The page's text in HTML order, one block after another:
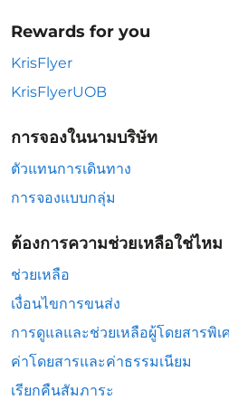
Rewards for you
KrisFlyer
KrisFlyerUOB
การจองในนามบริษัท
ตัวแทนการเดินทาง
การจองแบบกลุ่ม
ต้องการความช่วยเหลือใช่ไหม
ช่วยเหลือ
เงื่อนไขการขนส่ง
การดูแลและช่วยเหลือผู้โดยสารพิ
ค่าโดยสารและค่าธรรมเนียม
เรียกคืนสัมภาระ